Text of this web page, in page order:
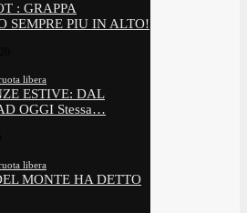
: GRAPPA
SEMPRE PIU IN ALTO!
libera
ESTIVE: DAL
OGGI Stessa…
libera
MONTE HA DETTO